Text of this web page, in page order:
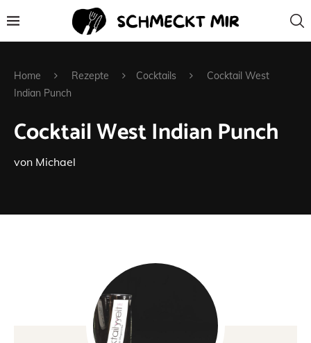
Home Rezepte Cocktails
Cocktail West
Indian Punch
Cocktail West Indian Punch
von Michael